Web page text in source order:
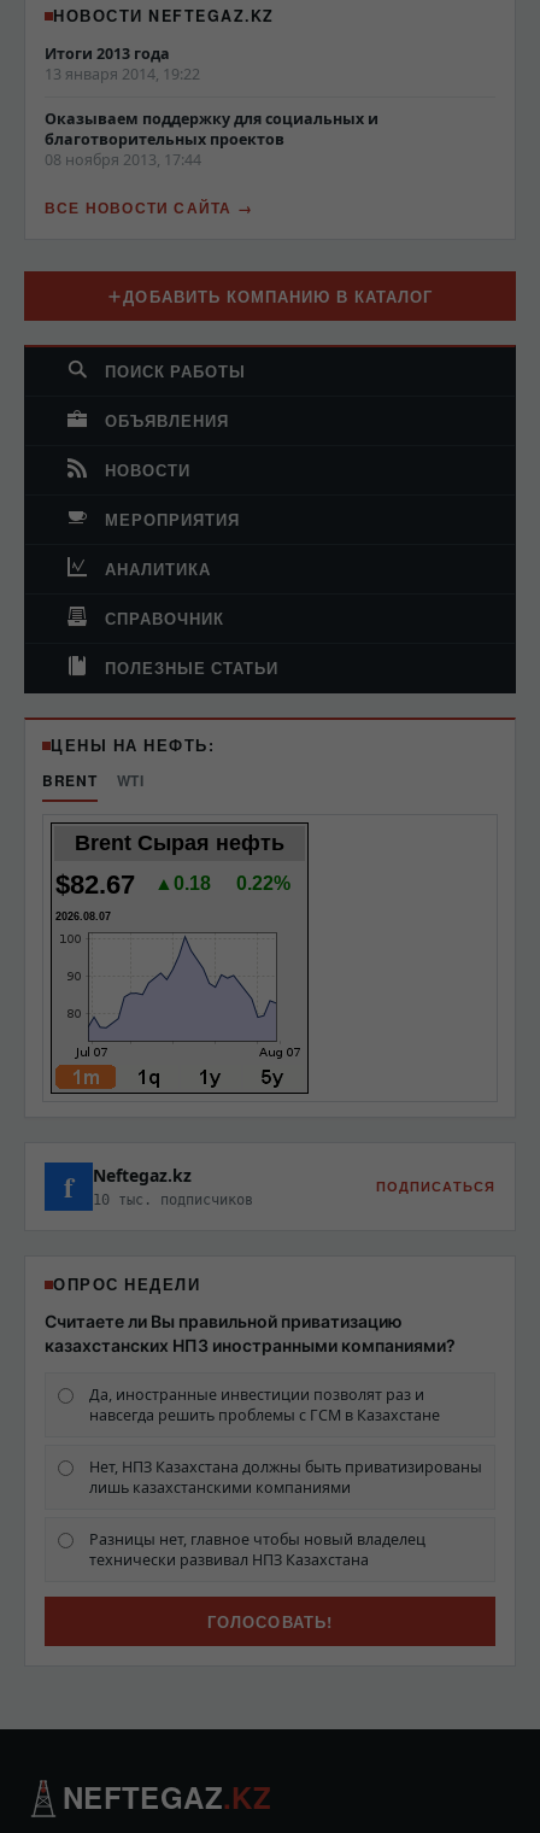
ДОБАВИТЬ КОМПАНИЮ В КАТАЛОГ
ПОИСК РАБОТЫ
ОБЪЯВЛЕНИЯ
НОВОСТИ
МЕРОПРИЯТИЯ
АНАЛИТИКА
СПРАВОЧНИК
ПОЛЕЗНЫЕ СТАТЬИ
ЦЕНЫ НА НЕФТЬ:
BRENT
WTI
Brent Сырая нефть
$82.67 ▲0.18 0.22%
2026.08.07
f Neftegaz.kz
10 тыс. подписчиков
ПОДПИСАТЬСЯ
ОПРОС НЕДЕЛИ
Считаете ли Вы правильной приватизацию
казахстанских НПЗ иностранными компаниями?
Да, иностранные инвестиции позволят раз и
навсегда решить проблемы с ГСМ в Казахстане
Нет, НПЗ Казахстана должны быть приватизированы
лишь казахстанскими компаниями
Разницы нет, главное чтобы новый владелец
технически развивал НПЗ Казахстана
НОВОСТИ NEFTEGAZ.KZ
Итоги 2013 года
13 января 2014, 19:22
Оказываем поддержку для социальных и
благотворительных проектов
08 ноября 2013, 17:44
ВСЕ НОВОСТИ САЙТА
NEFTEGAZ.KZ